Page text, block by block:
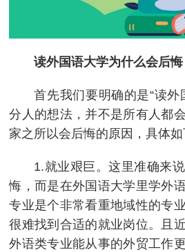
读外国语大学为什么会后悔
首先我们要明确的是“读外
分人的想法，并不是所有人都
家之所以会后悔的原因，具体如
1.就业艰巨。这里准确来
悔，而是在外国语大学里学外
专业是个非常看重地域性的专
很难找到合适的就业岗位。且
外语类专业能从事的外贸工作